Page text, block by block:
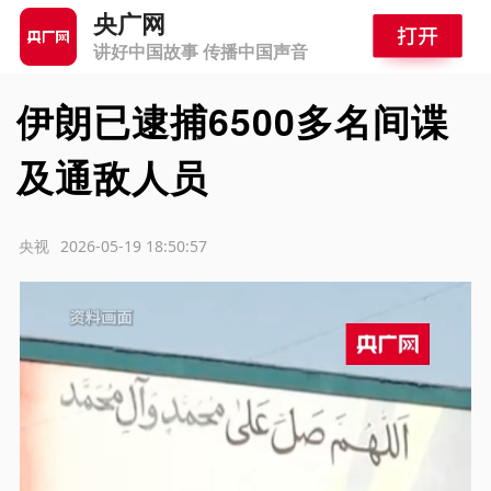
央广网
讲好中国故事 传播中国声音
伊朗已逮捕6500多名间谍
及通敌人员
2026-05-19 18:50:57
央视